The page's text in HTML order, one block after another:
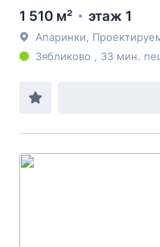
1 510 м² этаж 1
Апаринки,
Зябликово , 33 мин.